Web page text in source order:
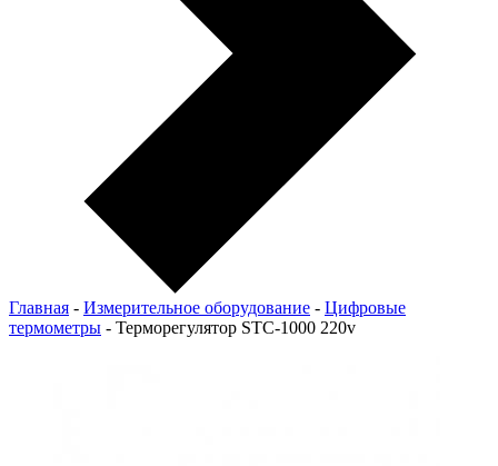
Главная - Измерительное оборудование - Цифровые
термометры - Терморегулятор STC-1000 220v